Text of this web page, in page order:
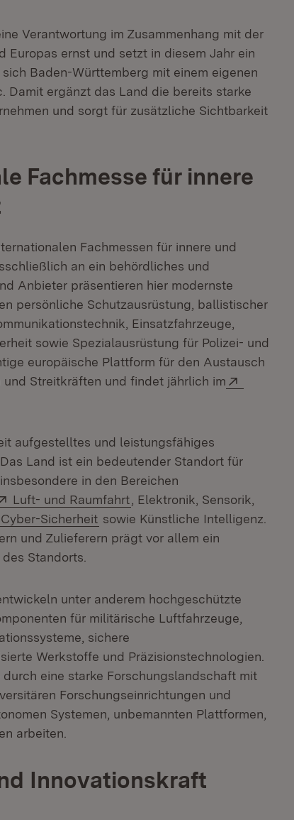
Verantwortung im Zusammenhang mit der
ernst und setzt in diesem Jahr ein
Baden-Württemberg mit einem eigenen
Damit ergänzt das Land die bereits starke
und sorgt für zusätzliche Sichtbarkeit
Fachmesse für innere
Fachmessen für innere und
an ein behördliches und
Anbieter präsentieren hier modernste
persönliche Schutzausrüstung, ballistischer
Einsatzfahrzeuge,
sowie Spezialausrüstung für Polizei- und
europäische Plattform für den Austausch
Streitkräften und findet jährlich im
Fenster)
aufgestelltes und leistungsfähiges
Land ist ein bedeutender Standort für
in den Bereichen
Extern:
Luft- und Raumfahrt (Öffnet in neuem Fenster)
, Elektronik, Sensorik,
Extern:
Cyber-Sicherheit (Öffnet in neuem Fenster)
sowie Künstliche Intelligenz.
und Zulieferern prägt vor allem ein
Standorts.
unter anderem hochgeschützte
für militärische Luftfahrzeuge,
sichere
Werkstoffe und Präzisionstechnologien.
eine starke Forschungslandschaft mit
Forschungseinrichtungen und
Systemen, unbemannten Plattformen,
arbeiten.
Innovationskraft